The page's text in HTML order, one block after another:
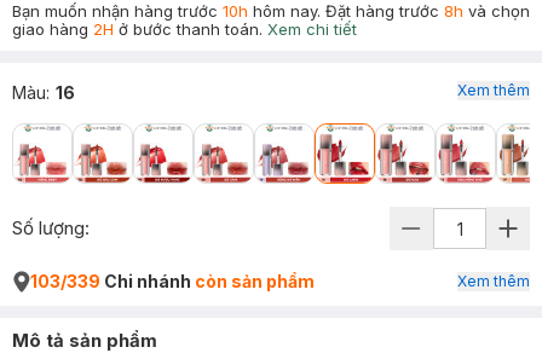
Bạn muốn nhận hàng trước 10h hôm nay. Đặt hàng trước 8h và chọn
giao hàng 2H ở bước thanh toán. Xem chi tiết
Màu: 16 Xem thêm
Số lượng:
103/339 Chi nhánh còn sản phẩm Xem thêm
Mô tả sản phẩm